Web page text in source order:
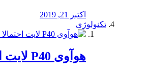
اکتبر 21, 2019
تکنولوژی
هوآوی P40 لایت احتمالا موبا